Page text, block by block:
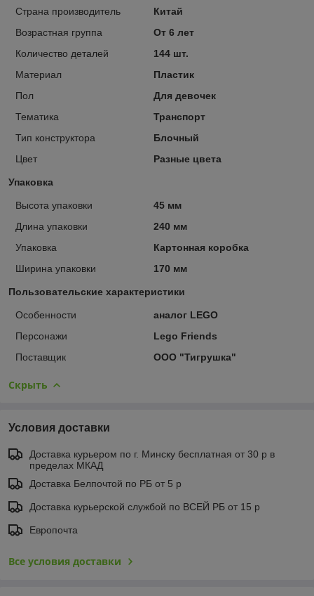
Страна производитель
Китай
Возрастная группа
От 6 лет
Количество деталей
144 шт.
Материал
Пластик
Пол
Для девочек
Тематика
Транспорт
Тип конструктора
Блочный
Цвет
Разные цвета
Упаковка
Высота упаковки
45 мм
Длина упаковки
240 мм
Упаковка
Картонная коробка
Ширина упаковки
170 мм
Пользовательские характеристики
Особенности
аналог LEGO
Персонажи
Lego Friends
Поставщик
ООО "Тигрушка"
Скрыть
Условия доставки
Доставка курьером по г. Минску бесплатная от 30 р в
пределах МКАД
Доставка Белпочтой по РБ от 5 р
Доставка курьерской службой по ВСЕЙ РБ от 15 р
Европочта
Все условия доставки